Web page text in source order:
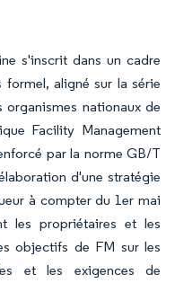
s'inscrit dans un cadre
aligné sur la série
organismes nationaux de
Facility Management
par la norme GB/T
d'une stratégie
à compter du 1er mai
les propriétaires et les
objectifs de FM sur les
et les exigences de